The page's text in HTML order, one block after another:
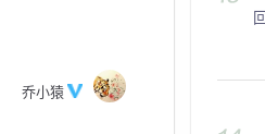
乔小猿